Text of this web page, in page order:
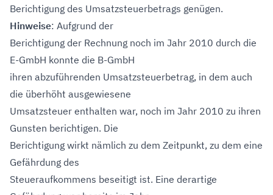
Berichtigung des Umsatzsteuerbetrags genügen.
Hinweise: Aufgrund der
Berichtigung der Rechnung noch im Jahr 2010 durch die
E-GmbH konnte die B-GmbH
ihren abzuführenden Umsatzsteuerbetrag, in dem auch
die überhöht ausgewiesene
Umsatzsteuer enthalten war, noch im Jahr 2010 zu ihren
Gunsten berichtigen. Die
Berichtigung wirkt nämlich zu dem Zeitpunkt, zu dem eine
Gefährdung des
Steueraufkommens beseitigt ist. Eine derartige